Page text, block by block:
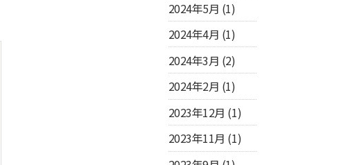
2024年5月 (1)
2024年4月 (1)
2024年3月 (2)
2024年2月 (1)
2023年12月 (1)
2023年11月 (1)